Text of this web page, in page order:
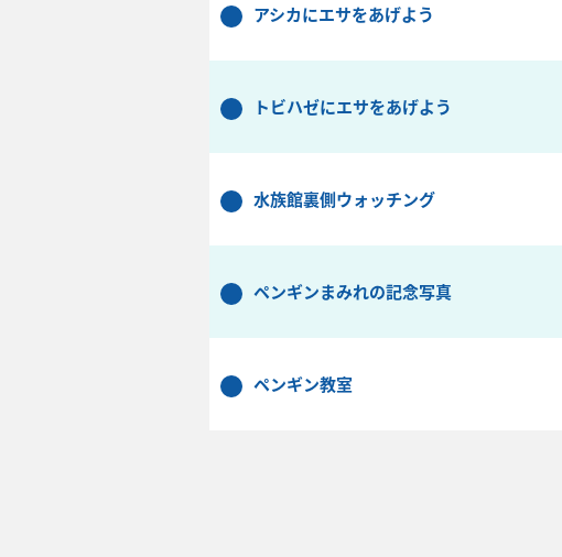
アシカにエサをあげよう
トビハゼにエサをあげよう
水族館裏側ウォッチング
ペンギンまみれの記念写真
ペンギン教室